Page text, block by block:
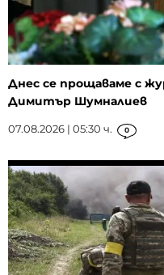
Днес се прощаваме с
Димитър Шумналиев
07.08.2026 | 05:30 ч. 0